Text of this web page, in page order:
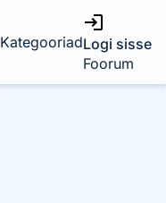
KategooriadLogi sisse
Foorum